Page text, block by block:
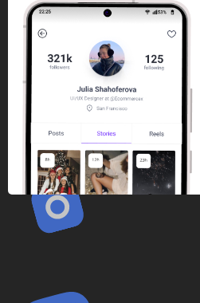
Переходи в ИнстаПай
скачивай
Stories Reels
или Telegram-
Быстро, просто и удобно.
Перейти